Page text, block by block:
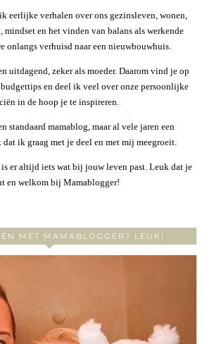
eerlijke verhalen over ons gezinsleven, wonen,
en het vinden van balans als werkende
onlangs verhuisd naar een nieuwbouwhuis.
uitdagend, zeker als moeder. Daarom vind je op
en deel ik veel over onze persoonlijke
in de hoop je te inspireren.
standaard mamablog, maar al vele jaren een
ik graag met je deel en met mij meegroeit.
er altijd iets wat bij jouw leven past. Leuk dat je
en welkom bij Mamablogger!
MET MAMABLOGGER? LEUK!